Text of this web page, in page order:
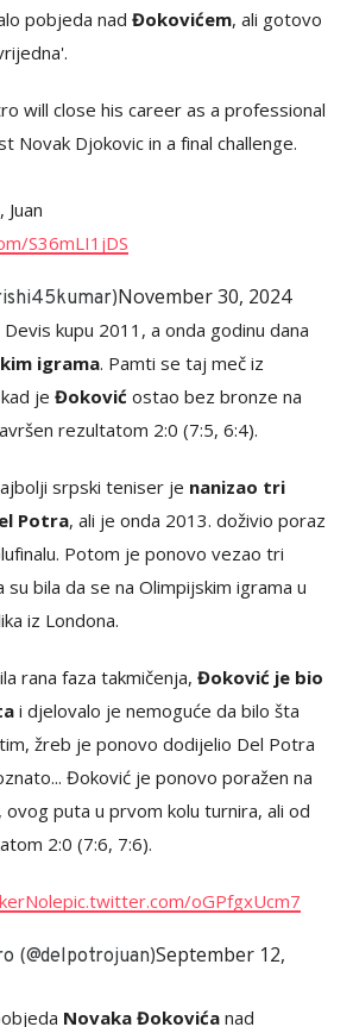
pobjeda nad Đokovićem, ali gotovo
will close his career as a professional
Novak Djokovic in a final challenge.
S36mLI1jDS
November 30, 2024
kupu 2011, a onda godinu dana
igrama. Pamti se taj meč iz
je Đoković ostao bez bronze na
rezultatom 2:0 (7:5, 6:4).
srpski teniser je nanizao tri
Potra, ali je onda 2013. doživio poraz
Potom je ponovo vezao tri
bila da se na Olimpijskim igrama u
iz Londona.
rana faza takmičenja, Đoković je bio
i djelovalo je nemoguće da bilo šta
žreb je ponovo dodijelio Del Potra
Đoković je ponovo poražen na
ovog puta u prvom kolu turnira, ali od
2:0 (7:6, 7:6).
pic.twitter.com/oGPfgxUcm7
(@delpotrojuan)September 12,
Novaka Đokovića nad